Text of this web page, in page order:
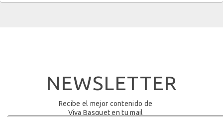
NEWSLETTER
Recibe el mejor contenido de
Viva Basquet en tu mail